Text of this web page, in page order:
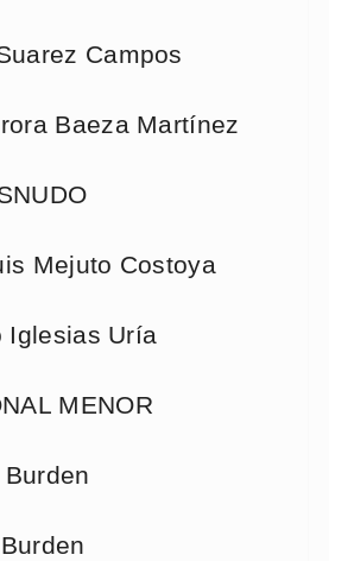
Campos
Baeza Martínez
Mejuto Costoya
Iglesias Uría
MENOR